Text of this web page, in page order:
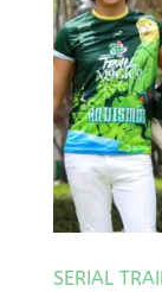
SERIAL